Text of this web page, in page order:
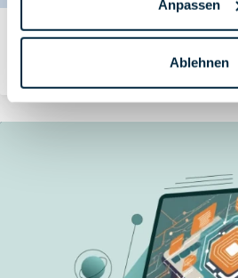
Anpassen
Ablehnen
Top-Down trifft Bottom-Up: